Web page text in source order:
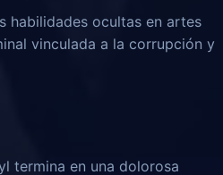
habilidades ocultas en artes
vinculada a la corrupción y
termina en una dolorosa